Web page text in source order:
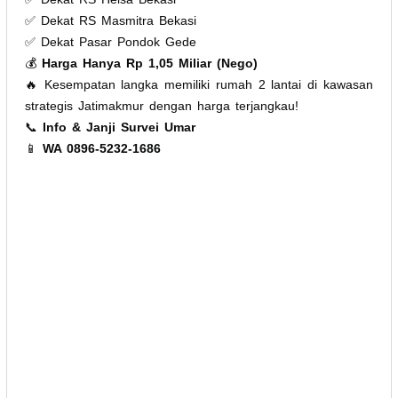
✅ Dekat RS Masmitra Bekasi
✅ Dekat Pasar Pondok Gede
💰 Harga Hanya Rp 1,05 Miliar (Nego)
🔥 Kesempatan langka memiliki rumah 2 lantai di kawasan
strategis Jatimakmur dengan harga terjangkau!
📞 Info & Janji Survei Umar
📱 WA 0896-5232-1686